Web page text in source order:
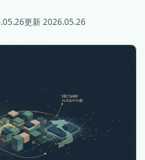
更新 2026.05.26